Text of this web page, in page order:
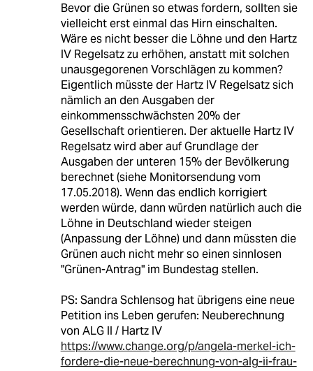
Bevor die Grünen so etwas fordern, sollten sie
vielleicht erst einmal das Hirn einschalten.
Wäre es nicht besser die Löhne und den Hartz
IV Regelsatz zu erhöhen, anstatt mit solchen
unausgegorenen Vorschlägen zu kommen?
Eigentlich müsste der Hartz IV Regelsatz sich
nämlich an den Ausgaben der
einkommensschwächsten 20% der
Gesellschaft orientieren. Der aktuelle Hartz IV
Regelsatz wird aber auf Grundlage der
Ausgaben der unteren 15% der Bevölkerung
berechnet (siehe Monitorsendung vom
17.05.2018). Wenn das endlich korrigiert
werden würde, dann würden natürlich auch die
Löhne in Deutschland wieder steigen
(Anpassung der Löhne) und dann müssten die
Grünen auch nicht mehr so einen sinnlosen
"Grünen-Antrag" im Bundestag stellen.
PS: Sandra Schlensog hat übrigens eine neue
Petition ins Leben gerufen: Neuberechnung
von ALG II / Hartz IV
https://www.change.org/p/angela-merkel-ich-
fordere-die-neue-berechnung-von-alg-ii-frau-